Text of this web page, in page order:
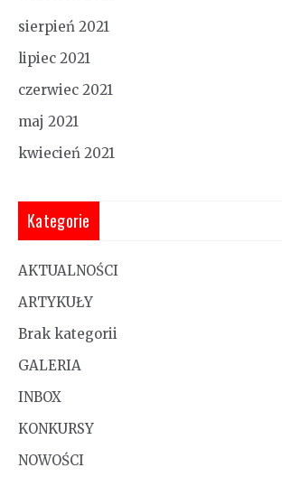
sierpień 2021
lipiec 2021
czerwiec 2021
maj 2021
kwiecień 2021
Kategorie
AKTUALNOŚCI
ARTYKUŁY
Brak kategorii
GALERIA
INBOX
KONKURSY
NOWOŚCI